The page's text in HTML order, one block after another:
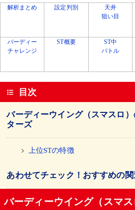
解析まとめ 設定判別
天井
狙い目
バーディー
チャレンジ
ST概要
ST中
バトル
目次
バーディーウイング（スマスロ
ターズ
上位STの特徴
あわせてチェック！おすすめの
バーディーウイング（スマ